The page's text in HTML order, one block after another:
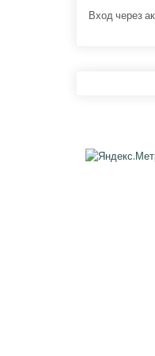
Вход через